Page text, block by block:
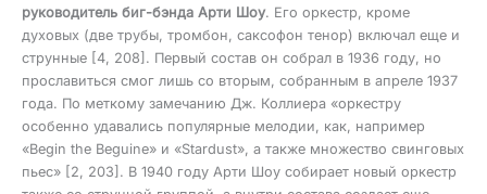
руководитель биг-бэнда Арти Шоу. Его оркестр, кроме
духовых (две трубы, тромбон, саксофон тенор) включал еще и
струнные [4, 208]. Первый состав он собрал в 1936 году, но
прославиться смог лишь со вторым, собранным в апреле 1937
года. По меткому замечанию Дж. Коллиера «оркестру
особенно удавались популярные мелодии, как, например
«Begin the Beguine» и «Stardust», а также множество свинговых
пьес» [2, 203]. В 1940 году Арти Шоу собирает новый оркестр